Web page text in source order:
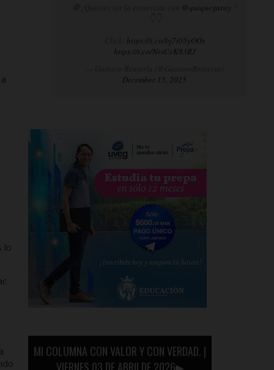
lo
@quiquegaray
https://t.co/bj7t05yOOs
https://t.co/NrsCvK83RJ
December 15, 2025
MI COLUMNA CON VALOR Y CON VERDAD. |